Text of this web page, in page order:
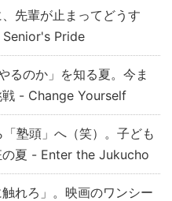
先輩が止まってどうす
Senior's Pride
るのか」を知る夏。今ま
戦 - Change Yourself
「塾頭」へ（笑）。子ども
の夏 - Enter the Jukucho
れろ」。映画のワンシー